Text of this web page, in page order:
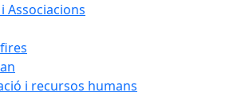
Associacions
i recursos humans